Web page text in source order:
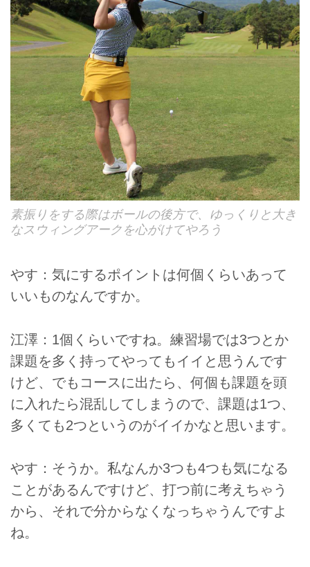
素振りをする際はボールの後方で、ゆっくりと大き
なスウィングアークを心がけてやろう
やす：気にするポイントは何個くらいあって
いいものなんですか。
江澤：1個くらいですね。練習場では3つとか
課題を多く持ってやってもイイと思うんです
けど、でもコースに出たら、何個も課題を頭
に入れたら混乱してしまうので、課題は1つ、
多くても2つというのがイイかなと思います。
やす：そうか。私なんか3つも4つも気になる
ことがあるんですけど、打つ前に考えちゃう
から、それで分からなくなっちゃうんですよ
ね。